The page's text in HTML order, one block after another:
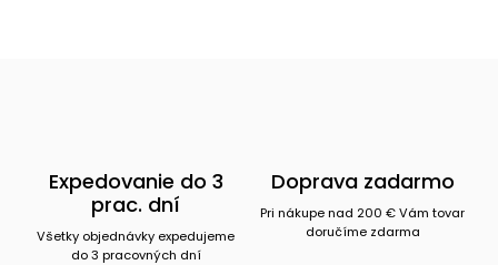
Expedovanie do 3
prac. dní
Všetky objednávky expedujeme
do 3 pracovných dní
Doprava zadarmo
Pri nákupe nad 200 € Vám tovar
doručíme zdarma